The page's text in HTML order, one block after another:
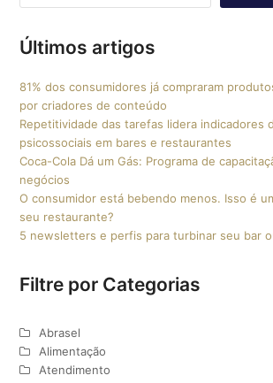
Últimos artigos
81% dos consumidores já compraram
por criadores de conteúdo
Repetitividade das tarefas lidera indicadores
psicossociais em bares e restaurantes
Coca-Cola Dá um Gás: Programa de
negócios
O consumidor está bebendo menos. Isso é
seu restaurante?
5 newsletters e perfis para turbinar seu bar
Filtre por Categorias
Abrasel
Alimentação
Atendimento